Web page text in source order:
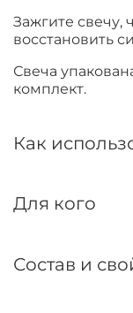
Зажгите свечу,
восстановить
Свеча
комплект.
Как
Для кого
Состав и